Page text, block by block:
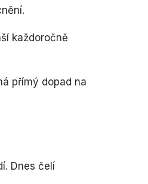
každoročně
přímý dopad na
Dnes čelí